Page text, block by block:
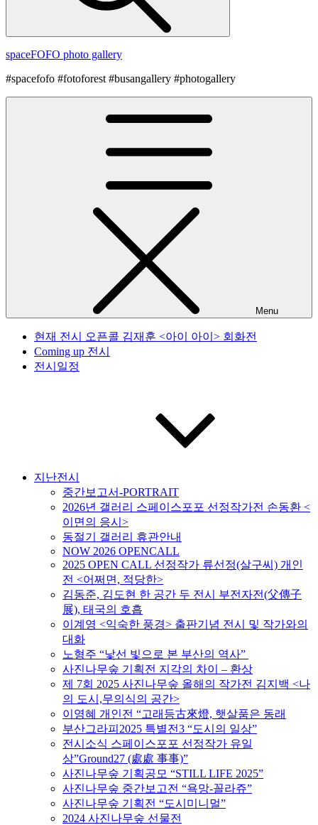
spaceFOFO photo gallery
#spacefofo #fotoforest #busangallery #photogallery
Menu
현재 전시 오픈콜 김재훈 <아이 아이> 회화전
Coming up 전시
전시일정
지난전시
중간보고서-PORTRAIT
2026년 갤러리 스페이스포포 선정작가전 손동환 <
이면의 응시>
동절기 갤러리 휴관안내
NOW 2026 OPENCALL
2025 OPEN CALL 선정작가 류선정(살구씨) 개인
전 <어쩌면, 적당한>
김동준, 김도현 한 공간 두 전시 부전자전(父傳子
展), 태국의 호흡
이계영 <익숙한 풍경> 출판기념 전시 및 작가와의
대화
노형주 “낯선 빛으로 본 부산의 역사”
사진나무숲 기획전 지각의 차이 – 환상
제 7회 2025 사진나무숲 올해의 작가전 김지백 <나
의 도시,무의식의 공간>
이영혜 개인전 “고래등古來燈, 햇살품은 동래
부산그라피2025 특별전3 “도시의 일상”
전시소식 스페이스포포 선정작가 유일
상”Ground27 (處處 事事)”
사진나무숲 기획공모 “STILL LIFE 2025”
사진나무숲 중간보고전 “욕망-꼴라쥬”
사진나무숲 기획전 “도시미니멀”
2024 사진나무숲 선물전